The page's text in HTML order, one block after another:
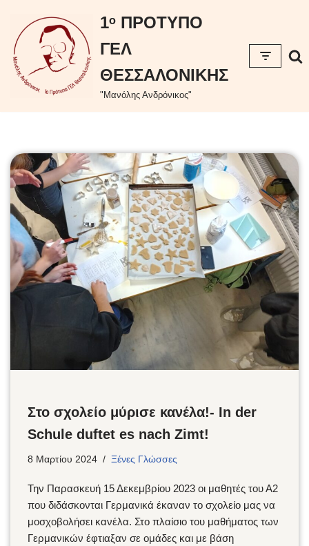
περιεχόμενο
Μεταπηδήστε
στο
περιεχόμενο
1ᵒ ΠΡΟΤΥΠΟ
ΓΕΛ
ΘΕΣΣΑΛΟΝΙΚΗΣ
"Μανόλης Ανδρόνικος"
Στο σχολείο μύρισε κανέλα!- In der
Schule duftet es nach Zimt!
8 Μαρτίου 2024 Ξένες Γλώσσες
Την Παρασκευή 15 Δεκεμβρίου 2023 οι μαθητές του Α2
που διδάσκονται Γερμανικά έκαναν το σχολείο μας να
μοσχοβολήσει κανέλα. Στο πλαίσιο του μαθήματος των
Γερμανικών έφτιαξαν σε ομάδες και με βάση